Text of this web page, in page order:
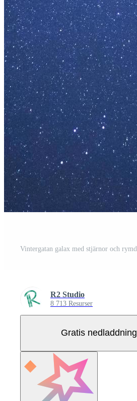
R2 Studio
8 713 Resurser
Gratis nedladdning